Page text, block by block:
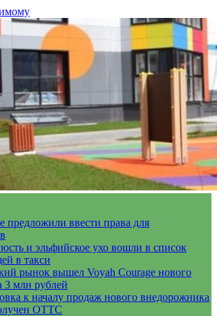
предложили ввести права для
и эльфийское ухо вошли в список
в такси
рынок вышел Voyah Courage нового
3 млн рублей
к началу продаж нового внедорожника
ОТТС